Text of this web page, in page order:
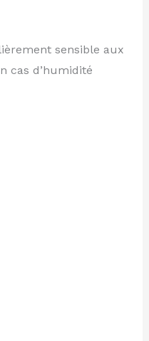
sensible aux
cas d’humidité